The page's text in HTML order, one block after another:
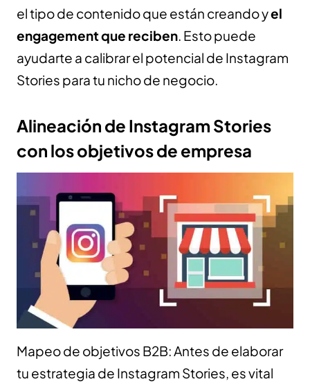
el tipo de contenido que están creando yel
engagement que reciben. Esto puede
ayudarte a calibrar el potencial de Instagram
Stories para tu nicho de negocio.
Alineación de Instagram Stories
con los objetivos de empresa
Mapeo de objetivos B2B: Antes de elaborar
tu estrategia de Instagram Stories, es vital